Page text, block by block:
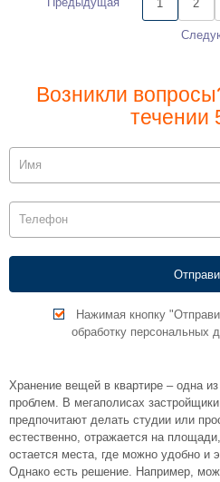
1 2
Возникли
течении
Нажимая кнопку
обработку персональных
Хранение вещей в квартире – одна
проблем. В мегаполисах
предпочитают делать студии или
естественно, отражается на
остается места, где можно удобно и
Однако есть решение. Например,